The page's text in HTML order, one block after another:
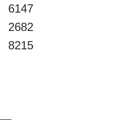
6147
2682
8215